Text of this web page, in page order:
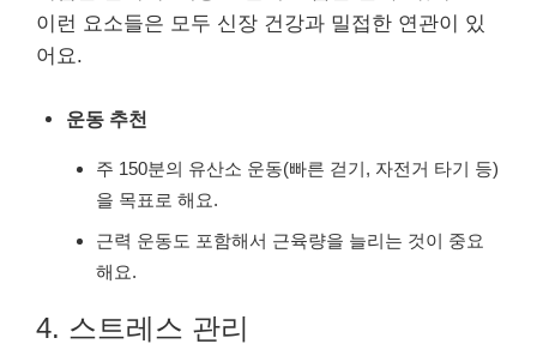
이런 요소들은 모두 신장 건강과 밀접한 연관이 있
어요.
운동 추천
주 150분의 유산소 운동(빠른 걷기, 자전거 타기 등)
을 목표로 해요.
근력 운동도 포함해서 근육량을 늘리는 것이 중요
해요.
4. 스트레스 관리